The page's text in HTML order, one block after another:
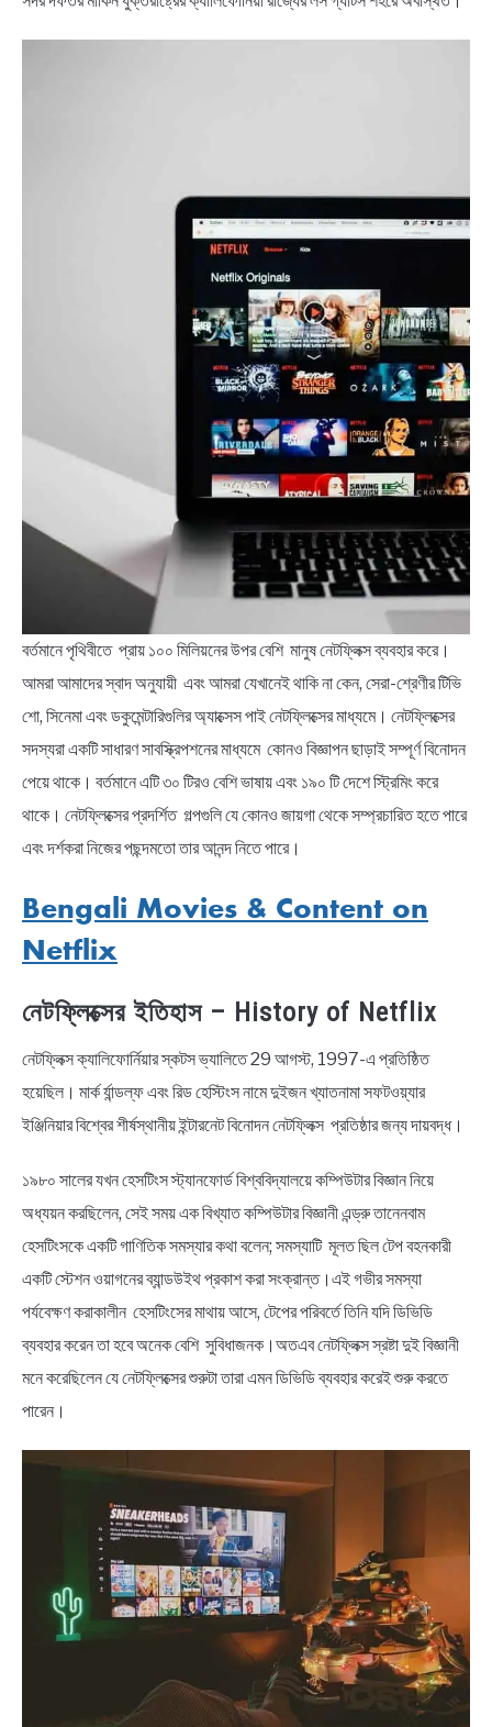
বর্তমানে পৃথিবীতে প্রায় ১০০ মিলিয়নের উপর বেশি মানুষ নেটফ্লিক্স ব্যবহার করে।
আমরা আমাদের স্বাদ অনুযায়ী এবং আমরা যেখানেই থাকি না কেন, সেরা-শ্রেণীর টিভি
শো, সিনেমা এবং ডকুমেন্টারিগুলির অ্যাক্সেস পাই নেটফ্লিক্সের মাধ্যমে। নেটফ্লিক্সের
সদস্যরা একটি সাধারণ সাবস্ক্রিপশনের মাধ্যমে কোনও বিজ্ঞাপন ছাড়াই সম্পূর্ণ বিনোদন
পেয়ে থাকে। বর্তমানে এটি ৩০ টিরও বেশি ভাষায় এবং ১৯০ টি দেশে স্ট্রিমিং করে
থাকে। নেটফ্লিক্সের প্রদর্শিত গল্পগুলি যে কোনও জায়গা থেকে সম্প্রচারিত হতে পারে
এবং দর্শকরা নিজের পছন্দমতো তার আনন্দ নিতে পারে।
Bengali Movies & Content on
Netflix
নেটফ্লিক্সের ইতিহাস – History of Netflix
নেটফ্লিক্স ক্যালিফোর্নিয়ার স্কটস ভ্যালিতে 29 আগস্ট, 1997-এ প্রতিষ্ঠিত
হয়েছিল। মার্ক র্যান্ডল্ফ এবং রিড হেস্টিংস নামে দুইজন খ্যাতনামা সফটওয়্যার
ইঞ্জিনিয়ার বিশ্বের শীর্ষস্থানীয় ইন্টারনেট বিনোদন নেটফ্লিক্স প্রতিষ্ঠার জন্য দায়বদ্ধ।
১৯৮০ সালের যখন হেসটিংস স্ট্যানফোর্ড বিশ্ববিদ্যালয়ে কম্পিউটার বিজ্ঞান নিয়ে
অধ্যয়ন করছিলেন, সেই সময় এক বিখ্যাত কম্পিউটার বিজ্ঞানী এন্ড্রু তানেনবাম
হেসটিংসকে একটি গাণিতিক সমস্যার কথা বলেন; সমস্যাটি মূলত ছিল টেপ বহনকারী
একটি স্টেশন ওয়াগনের ব্যান্ডউইথ প্রকাশ করা সংক্রান্ত।এই গভীর সমস্যা
পর্যবেক্ষণ করাকালীন হেসটিংসের মাথায় আসে, টেপের পরিবর্তে তিনি যদি ডিভিডি
ব্যবহার করেন তা হবে অনেক বেশি সুবিধাজনক।অতএব নেটফ্লিক্স স্রষ্টা দুই বিজ্ঞানী
মনে করেছিলেন যে নেটফ্লিক্সের শুরুটা তারা এমন ডিভিডি ব্যবহার করেই শুরু করতে
পারেন।